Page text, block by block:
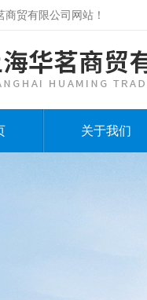
贸有限公司网站！
关于我们